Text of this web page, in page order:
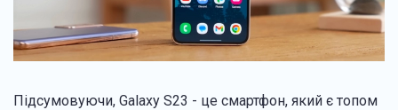
Підсумовуючи, Galaxy S23 - це смартфон, який є топом